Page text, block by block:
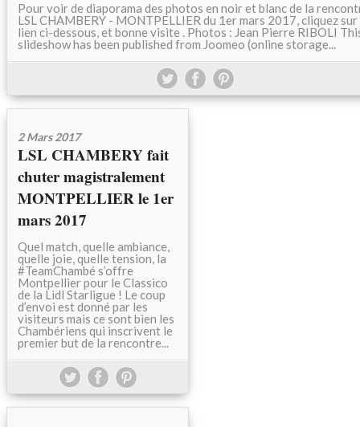
Pour voir de diaporama des photos en noir et blanc de la
LSL CHAMBERY - MONTPELLIER du 1er mars 2017, cliquez sur
lien ci-dessous, et bonne visite . Photos : Jean Pierre RIBOLI
slideshow has been published from Joomeo (online storage...
2 Mars 2017
LSL CHAMBERY fait
chuter magistralement
MONTPELLIER le 1er
mars 2017
Quel match, quelle ambiance,
quelle joie, quelle tension, la
#TeamChambé s’offre
Montpellier pour le Classico
de la Lidl Starligue ! Le coup
d’envoi est donné par les
visiteurs mais ce sont bien les
Chambériens qui inscrivent le
premier but de la rencontre...